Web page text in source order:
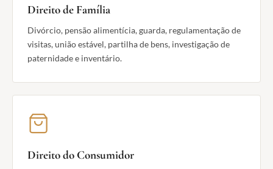
Direito de Família
Divórcio, pensão alimentícia, guarda, regulamentação de
visitas, união estável, partilha de bens, investigação de
paternidade e inventário.
Direito do Consumidor